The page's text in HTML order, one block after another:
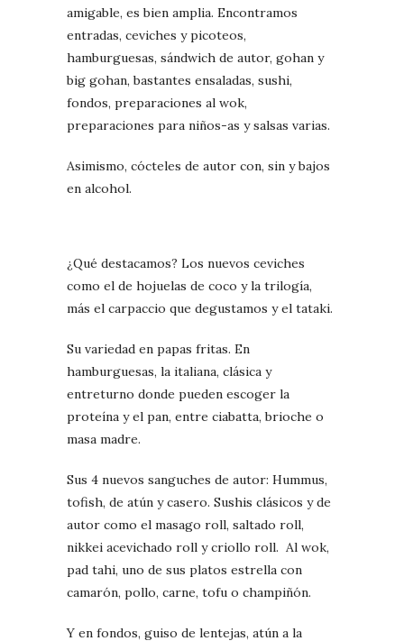
amigable, es bien amplia. Encontramos
entradas, ceviches y picoteos,
hamburguesas, sándwich de autor, gohan y
big gohan, bastantes ensaladas, sushi,
fondos, preparaciones al wok,
preparaciones para niños-as y salsas varias.
Asimismo, cócteles de autor con, sin y bajos
en alcohol.
¿Qué destacamos? Los nuevos ceviches
como el de hojuelas de coco y la trilogía,
más el carpaccio que degustamos y el tataki.
Su variedad en papas fritas. En
hamburguesas, la italiana, clásica y
entreturno donde pueden escoger la
proteína y el pan, entre ciabatta, brioche o
masa madre.
Sus 4 nuevos sanguches de autor: Hummus,
tofish, de atún y casero. Sushis clásicos y de
autor como el masago roll, saltado roll,
nikkei acevichado roll y criollo roll. Al wok,
pad tahi, uno de sus platos estrella con
camarón, pollo, carne, tofu o champiñón.
Y en fondos, guiso de lentejas, atún a la